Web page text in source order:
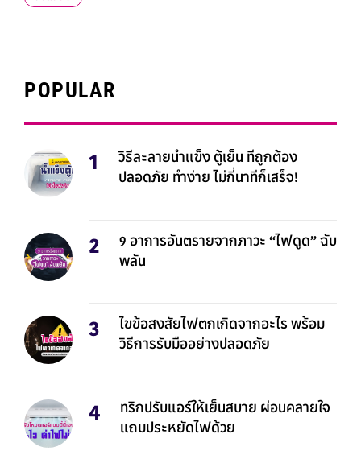
POPULAR
วิธีละลายน้ำแข็ง ตู้เย็น ที่ถูกต้อง
ปลอดภัย ทำง่าย ไม่กี่นาทีก็เสร็จ!
9 อาการอันตรายจากภาวะ “ไฟดูด” ฉับ
พลัน
ไขข้อสงสัยไฟตกเกิดจากอะไร พร้อม
วิธีการรับมืออย่างปลอดภัย
ทริกปรับแอร์ให้เย็นสบาย ผ่อนคลายใจ
แถมประหยัดไฟด้วย